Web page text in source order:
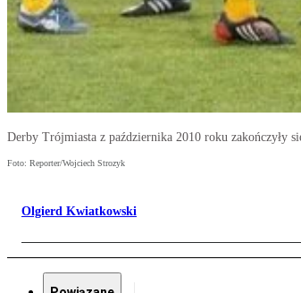
Derby Trójmiasta z października 2010 roku zakończyły
Foto: Reporter/Wojciech Strozyk
Olgierd Kwiatkowski